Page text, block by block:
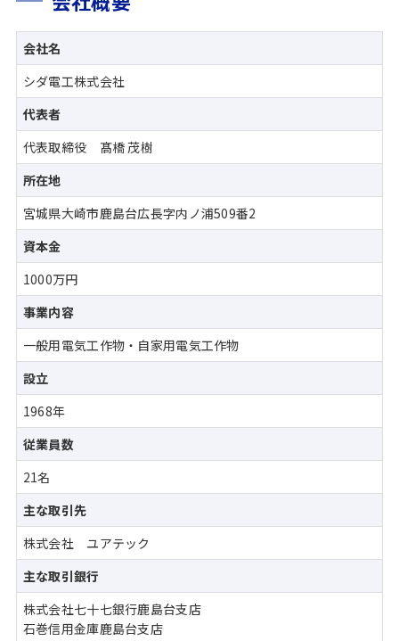
会社名
シダ電工株式会社
代表者
代表取締役 髙橋 茂樹
所在地
宮城県大崎市鹿島台広長字内ノ浦509番2
資本金
1000万円
事業内容
一般用電気工作物・自家用電気工作物
設立
1968年
従業員数
21名
主な取引先
株式会社 ユアテック
主な取引銀行
株式会社七十七銀行鹿島台支店
石巻信用金庫鹿島台支店